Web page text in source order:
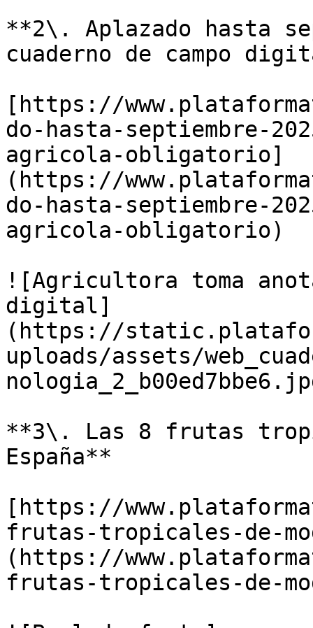
**2\. Aplazado hasta
cuaderno de campo
[https://
do-hasta-septiembre-
agricola-obligatorio]
(https://
do-hasta-septiembre-
agricola-obligatorio)
![Agricultora toma
digital]
(https://
uploads/assets/
**3\. Las 8 frutas
España**
[https://
frutas-tropicales-de-
(https://
frutas-tropicales-de-